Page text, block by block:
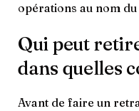
opérations au nom
Qui peut
dans quelles
Avant de faire un